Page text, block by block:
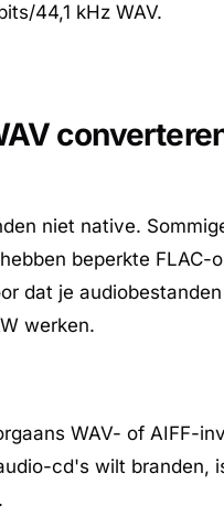
44,1 kHz WAV.
niet native.
beperkte FLAC-
dat je
werken.
WAV- of AIFF-
cd's wilt branden,